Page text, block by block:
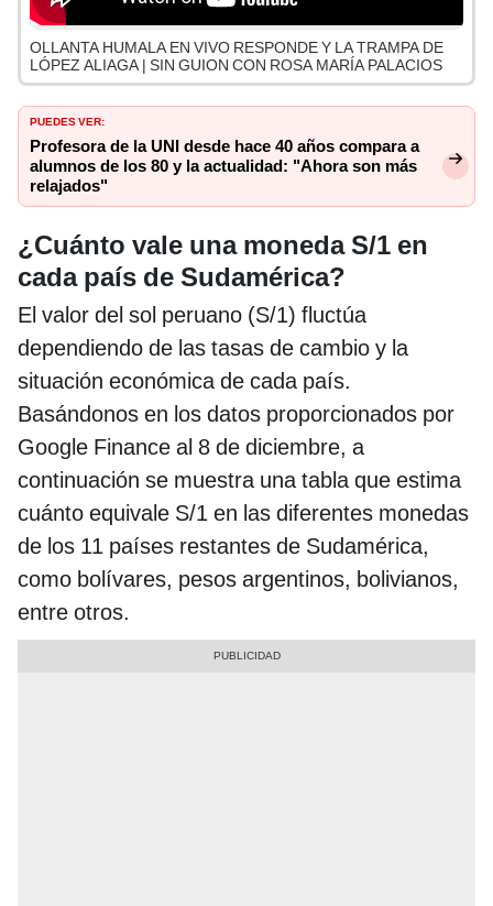
OLLANTA HUMALA EN VIVO RESPONDE Y LA TRAMPA DE
LÓPEZ ALIAGA | SIN GUION CON ROSA MARÍA PALACIOS
PUEDES VER:
Profesora de la UNI desde hace 40 años compara a
alumnos de los 80 y la actualidad: "Ahora son más
relajados"
¿Cuánto vale una moneda S/1 en
cada país de Sudamérica?
El valor del sol peruano (S/1) fluctúa
dependiendo de las tasas de cambio y la
situación económica de cada país.
Basándonos en los datos proporcionados por
Google Finance al 8 de diciembre, a
continuación se muestra una tabla que estima
cuánto equivale S/1 en las diferentes monedas
de los 11 países restantes de Sudamérica,
como bolívares, pesos argentinos, bolivianos,
entre otros.